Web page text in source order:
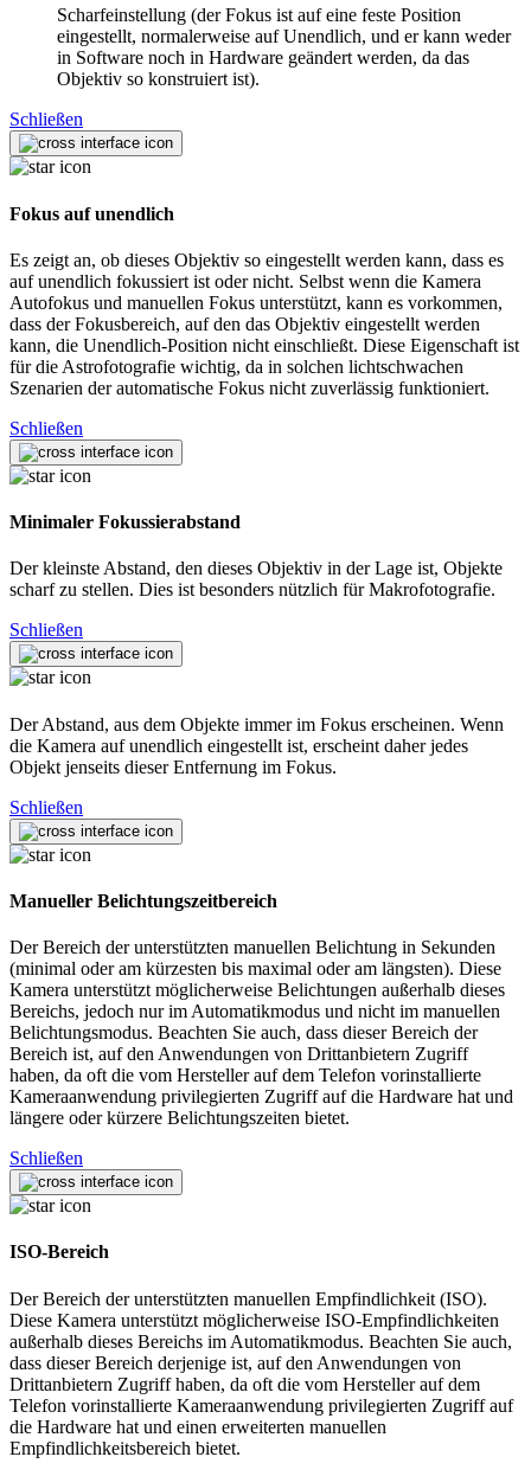
Scharfeinstellung (der Fokus ist auf eine feste Position
eingestellt, normalerweise auf Unendlich, und er kann weder
in Software noch in Hardware geändert werden, da das
Objektiv so konstruiert ist).
Schließen
Fokus auf unendlich
Es zeigt an, ob dieses Objektiv so eingestellt werden kann, dass es
auf unendlich fokussiert ist oder nicht. Selbst wenn die Kamera
Autofokus und manuellen Fokus unterstützt, kann es vorkommen,
dass der Fokusbereich, auf den das Objektiv eingestellt werden
kann, die Unendlich-Position nicht einschließt. Diese Eigenschaft ist
für die Astrofotografie wichtig, da in solchen lichtschwachen
Szenarien der automatische Fokus nicht zuverlässig funktioniert.
Schließen
Minimaler Fokussierabstand
Der kleinste Abstand, den dieses Objektiv in der Lage ist, Objekte
scharf zu stellen. Dies ist besonders nützlich für Makrofotografie.
Schließen
Der Abstand, aus dem Objekte immer im Fokus erscheinen. Wenn
die Kamera auf unendlich eingestellt ist, erscheint daher jedes
Objekt jenseits dieser Entfernung im Fokus.
Schließen
Manueller Belichtungszeitbereich
Der Bereich der unterstützten manuellen Belichtung in Sekunden
(minimal oder am kürzesten bis maximal oder am längsten). Diese
Kamera unterstützt möglicherweise Belichtungen außerhalb dieses
Bereichs, jedoch nur im Automatikmodus und nicht im manuellen
Belichtungsmodus. Beachten Sie auch, dass dieser Bereich der
Bereich ist, auf den Anwendungen von Drittanbietern Zugriff
haben, da oft die vom Hersteller auf dem Telefon vorinstallierte
Kameraanwendung privilegierten Zugriff auf die Hardware hat und
längere oder kürzere Belichtungszeiten bietet.
Schließen
ISO-Bereich
Der Bereich der unterstützten manuellen Empfindlichkeit (ISO).
Diese Kamera unterstützt möglicherweise ISO-Empfindlichkeiten
außerhalb dieses Bereichs im Automatikmodus. Beachten Sie auch,
dass dieser Bereich derjenige ist, auf den Anwendungen von
Drittanbietern Zugriff haben, da oft die vom Hersteller auf dem
Telefon vorinstallierte Kameraanwendung privilegierten Zugriff auf
die Hardware hat und einen erweiterten manuellen
Empfindlichkeitsbereich bietet.